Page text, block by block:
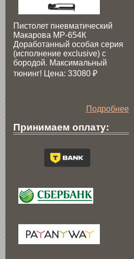
Пистолет пневматический
Макарова МР-654К
Доработанный особая серия
(исполнение exclusive) c
бородой. Максимальный
тюнинг! Цена: 33080 ₽
Подробнее
Принимаем оплату: